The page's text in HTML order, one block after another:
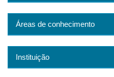
Áreas de conhecimento
Instituição